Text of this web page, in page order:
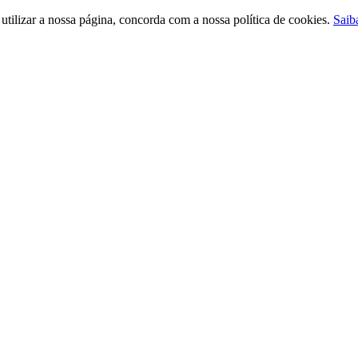
a nossa página, concorda com a nossa política de cookies.